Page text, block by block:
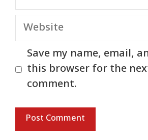
Website
Save my name, email,
this browser for the
comment.